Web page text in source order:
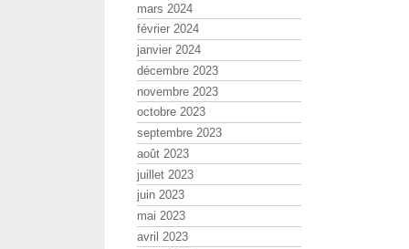
mars 2024
février 2024
janvier 2024
décembre 2023
novembre 2023
octobre 2023
septembre 2023
août 2023
juillet 2023
juin 2023
mai 2023
avril 2023